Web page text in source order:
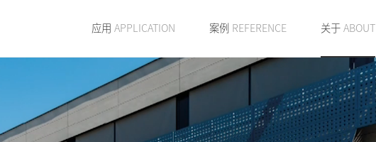
应用 APPLICATION 案例 REFERENCE 关于 ABOUT